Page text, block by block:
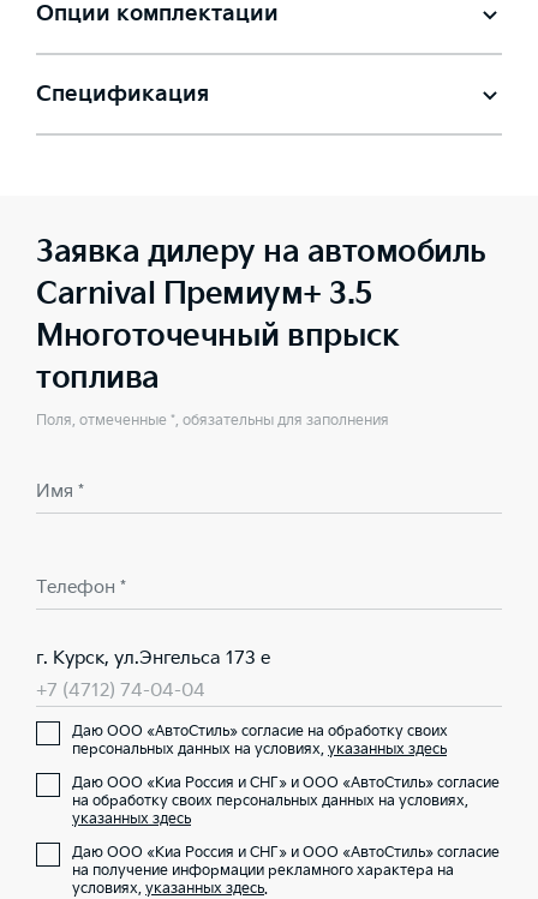
Опции комплектации
Спецификация
Заявка дилеру на автомобиль
Carnival Премиум+ 3.5
Многоточечный впрыск
топлива
Поля, отмеченные *, обязательны для заполнения
Имя *
Телефон *
г. Курск, ул.Энгельса 173 е
+7 (4712) 74-04-04
Даю ООО «АвтоСтиль» согласие на обработку своих
персональных данных на условиях, указанных здесь
Даю ООО «Киа Россия и СНГ» и ООО «АвтоСтиль» согласие
на обработку своих персональных данных на условиях,
указанных здесь
Даю ООО «Киа Россия и СНГ» и ООО «АвтоСтиль» согласие
на получение информации рекламного характера на
условиях, указанных здесь.